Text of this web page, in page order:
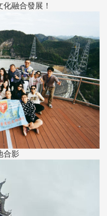
融合發展！
合影